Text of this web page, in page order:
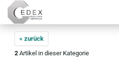
« zurück
2 Artikel in dieser Kategorie